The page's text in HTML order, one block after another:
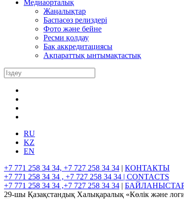
Медиаорталық
Жаңалықтар
Баспасөз релиздері
Фото және бейне
Ресми қолдау
Бақ аккредитациясы
Ақпараттық ынтымақтастық
RU
KZ
EN
+7 771 258 34 34, +7 727 258 34 34 | КОНТАКТЫ
+7 771 258 34 34 , +7 727 258 34 34 | CONTACTS
+7 771 258 34 34 ,+7 727 258 34 34 |
29-шы Қазақстандық Халықаралық «Көлік және